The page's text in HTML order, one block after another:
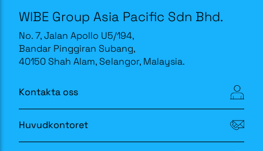
WIBE Group Asia Pacific Sdn Bhd.
No. 7, Jalan Apollo U5/194,
Bandar Pinggiran Subang,
40150 Shah Alam, Selangor, Malaysia.
Kontakta oss
Huvudkontoret